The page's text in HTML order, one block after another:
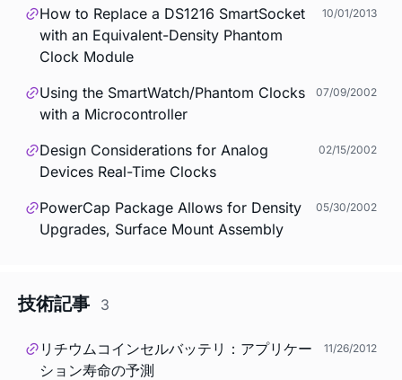
How to Replace a DS1216 SmartSocket
with an Equivalent-Density Phantom
Clock Module
10/01/2013
Using the SmartWatch/Phantom Clocks
with a Microcontroller
07/09/2002
Design Considerations for Analog
Devices Real-Time Clocks
02/15/2002
PowerCap Package Allows for Density
Upgrades, Surface Mount Assembly
05/30/2002
技術記事 3
リチウムコインセルバッテリ：アプリケー
ション寿命の予測
11/26/2012